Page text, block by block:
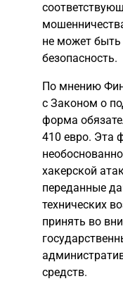
не может быть
безопасность.
По мнению
с Законом о
форма
410 евро. Эта
хакерской
переданные
технических
принять во
средств.